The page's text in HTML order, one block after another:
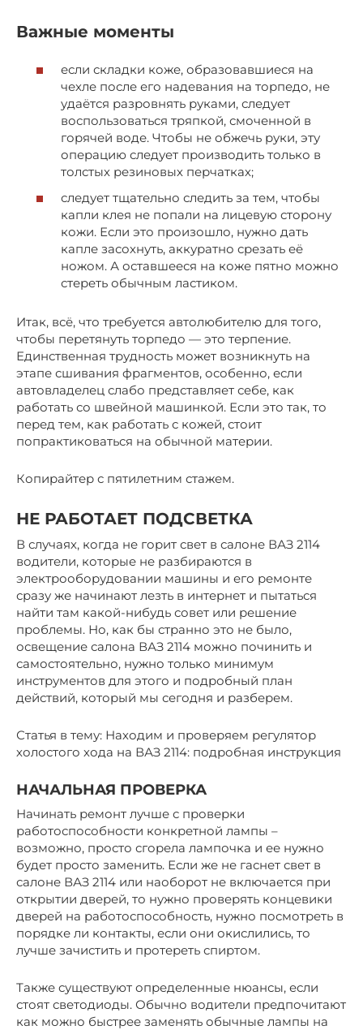
Важные моменты
если складки коже, образовавшиеся на
чехле после его надевания на торпедо, не
удаётся разровнять руками, следует
воспользоваться тряпкой, смоченной в
горячей воде. Чтобы не обжечь руки, эту
операцию следует производить только в
толстых резиновых перчатках;
следует тщательно следить за тем, чтобы
капли клея не попали на лицевую сторону
кожи. Если это произошло, нужно дать
капле засохнуть, аккуратно срезать её
ножом. А оставшееся на коже пятно можно
стереть обычным ластиком.
Итак, всё, что требуется автолюбителю для того,
чтобы перетянуть торпедо — это терпение.
Единственная трудность может возникнуть на
этапе сшивания фрагментов, особенно, если
автовладелец слабо представляет себе, как
работать со швейной машинкой. Если это так, то
перед тем, как работать с кожей, стоит
попрактиковаться на обычной материи.
Копирайтер с пятилетним стажем.
НЕ РАБОТАЕТ ПОДСВЕТКА
В случаях, когда не горит свет в салоне ВАЗ 2114
водители, которые не разбираются в
электрооборудовании машины и его ремонте
сразу же начинают лезть в интернет и пытаться
найти там какой-нибудь совет или решение
проблемы. Но, как бы странно это не было,
освещение салона ВАЗ 2114 можно починить и
самостоятельно, нужно только минимум
инструментов для этого и подробный план
действий, который мы сегодня и разберем.
Статья в тему: Находим и проверяем регулятор
холостого хода на ВАЗ 2114: подробная инструкция
НАЧАЛЬНАЯ ПРОВЕРКА
Начинать ремонт лучше с проверки
работоспособности конкретной лампы –
возможно, просто сгорела лампочка и ее нужно
будет просто заменить. Если же не гаснет свет в
салоне ВАЗ 2114 или наоборот не включается при
открытии дверей, то нужно проверять концевики
дверей на работоспособность, нужно посмотреть в
порядке ли контакты, если они окислились, то
лучше зачистить и протереть спиртом.
Также существуют определенные нюансы, если
стоят светодиоды. Обычно водители предпочитают
как можно быстрее заменять обычные лампы на